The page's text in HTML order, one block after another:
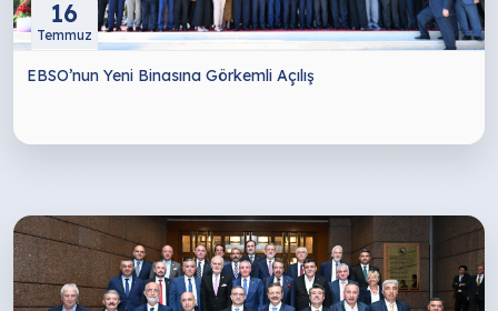
16
Temmuz
EBSO’nun Yeni Binasına Görkemli Açılış